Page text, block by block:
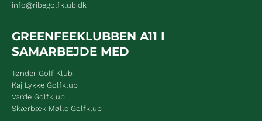
info@ribegolfklub.dk
GREENFEEKLUBBEN A11 I
SAMARBEJDE MED
Tønder Golf Klub
Kaj Lykke Golfklub
Varde Golfklub
Skærbæk Mølle Golfklub